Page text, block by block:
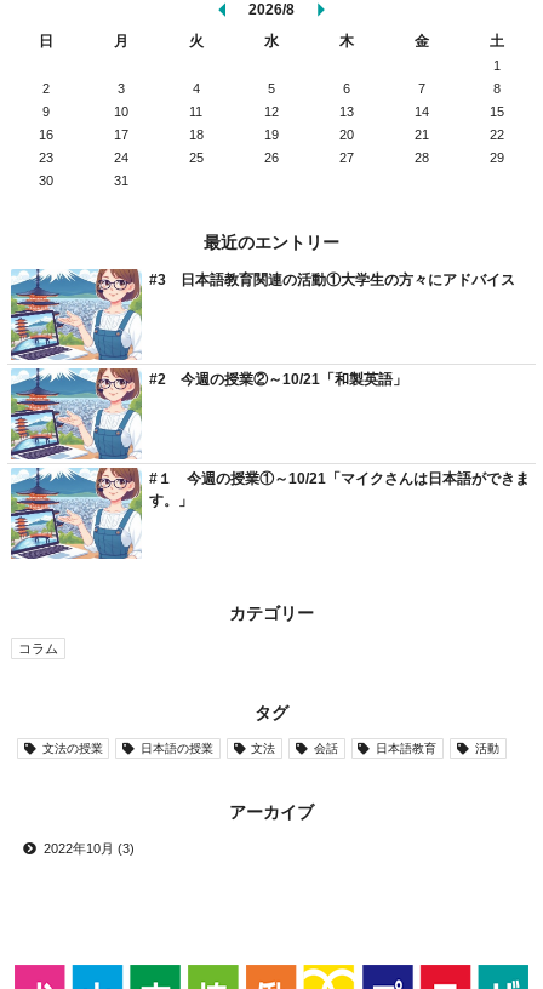
2026/8
日
月 火 水 木 金 土
1
2
3 4 5 6 7
8
9
10 11 12 13 14
15
16
17 18 19 20 21
22
23
24 25 26 27 28
29
30
31
最近のエントリー
#3 日本語教育関連の活動①大学生の方々にアドバイス
#2 今週の授業②～10/21「和製英語」
#１ 今週の授業①～10/21「マイクさんは日本語ができま
す。」
カテゴリー
コラム
タグ
文法の授業 日本語の授業 文法 会話 日本語教育 活動
アーカイブ
2022年10月 (3)